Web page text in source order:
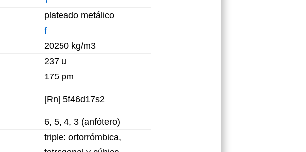
plateado metálico
f
20250 kg/m3
237 u
175 pm
[Rn] 5f46d17s2
6, 5, 4, 3 (anfótero)
triple: ortorrómbica,